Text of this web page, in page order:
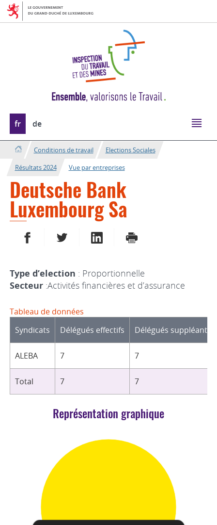
Aller
Aller
au
Changer
de
langue
fr de
Conditions de travail
Elections Sociales
Résultats 2024
Vue par entreprises
Deutsche Bank
Luxembourg Sa
PARTAGER SUR FACEBOOK
PARTAGER SUR TWITTER
PARTAGER SUR LINKEDIN
IMPRIMER
Type d’election : Proportionnelle
Secteur :Activités financières et d’assurance
Tableau de données
Syndicats
Délégués effectifs Délégués suppléants
ALEBA 7 7
Total 7 7
Représentation graphique